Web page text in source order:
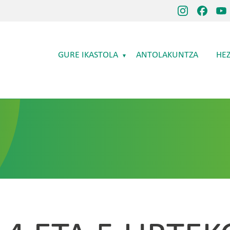
Main navigation
GURE IKASTOLA ANTOLAKUNTZA